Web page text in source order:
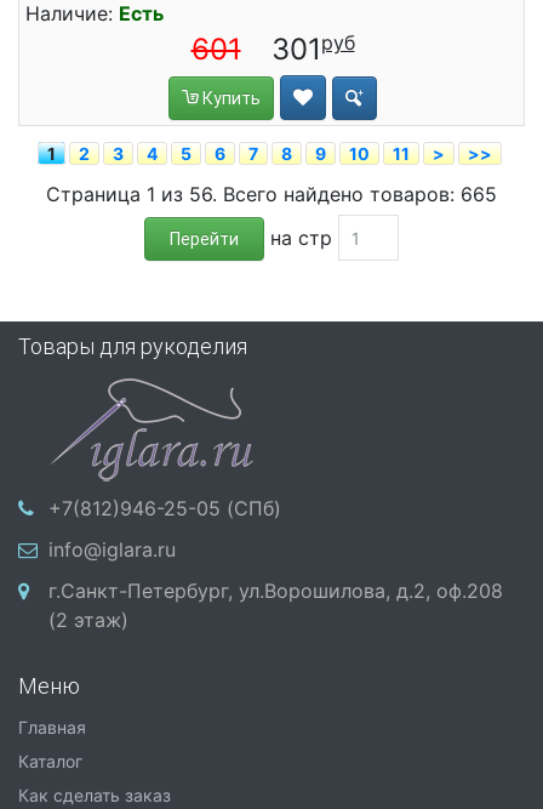
Наличие: Есть
601 301
Купить
1 2 3 4 5 6 7 8 9 10 11 > >>
Страница 1 из 56. Всего найдено товаров: 665
Перейти на стр
Товары для рукоделия
+7(812)946-25-05 (СПб)
info@iglara.ru
г.Санкт-Петербург, ул.Ворошилова, д.2, оф.208
(2 этаж)
Меню
Главная
Каталог
Как сделать заказ